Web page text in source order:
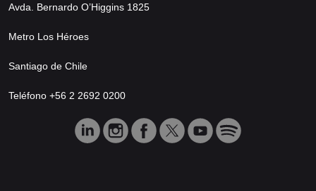
Avda. Bernardo O’Higgins 1825
Metro Los Héroes
Santiago de Chile
Teléfono +56 2 2692 0200